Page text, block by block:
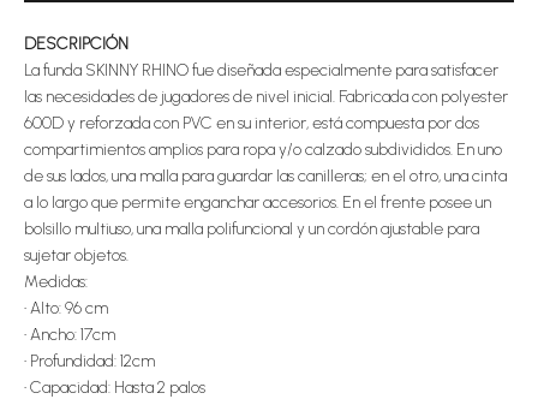
DESCRIPCIÓN
La funda SKINNY RHINO fue diseñada especialmente para satisfacer
las necesidades de jugadores de nivel inicial. Fabricada con polyester
600D y reforzada con PVC en su interior, está compuesta por dos
compartimientos amplios para ropa y/o calzado subdivididos. En uno
de sus lados, una malla para guardar las canilleras; en el otro, una cinta
a lo largo que permite enganchar accesorios. En el frente posee un
bolsillo multiuso, una malla polifuncional y un cordón ajustable para
sujetar objetos.
Medidas:
•Alto: 96 cm
•Ancho: 17cm
• Profundidad: 12cm
•Capacidad: Hasta 2 palos